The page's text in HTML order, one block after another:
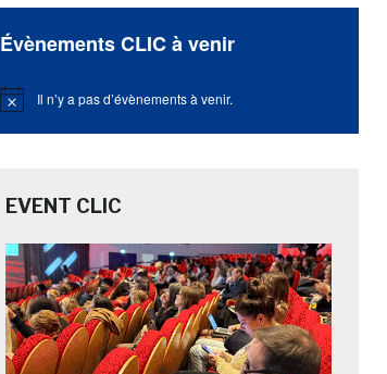
Évènements CLIC à venir
Notice Il n’y a pas d’évènements à venir.
EVENT CLIC